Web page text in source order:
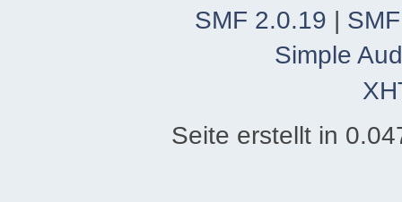
SMF 2.0.19 |
Simple
Seite erstellt in